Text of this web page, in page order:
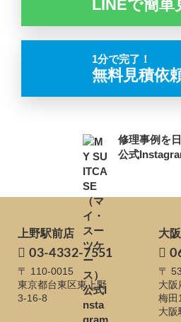
LINEで簡単
1分で完了！
無料見積依
修理事例を
公式
上野駅前店
03-4332-7551
〒 110-0015
東京都台東区東上野
3-16-8
大
〒
大阪
梅田
大阪